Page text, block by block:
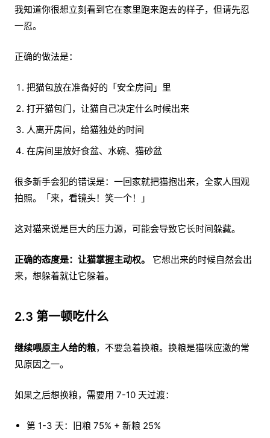
我知道你很想立刻看到它在家里跑来跑去的样子，但请先忍
一忍。
正确的做法是：
把猫包放在准备好的「安全房间」里
打开猫包门，让猫自己决定什么时候出来
人离开房间，给猫独处的时间
在房间里放好食盆、水碗、猫砂盆
很多新手会犯的错误是：一回家就把猫抱出来，全家人围观
拍照。「来，看镜头！笑一个！」
这对猫来说是巨大的压力源，可能会导致它长时间躲藏。
正确的态度是：让猫掌握主动权。
它想出来的时候自然会出
来，想躲着就让它躲着。
2.3 第一顿吃什么
继续喂原主人给的粮，不要急着换粮。换粮是猫咪应激的常
见原因之一。
如果之后想换粮，需要用 7-10 天过渡：
第 1-3 天：旧粮 75% + 新粮 25%